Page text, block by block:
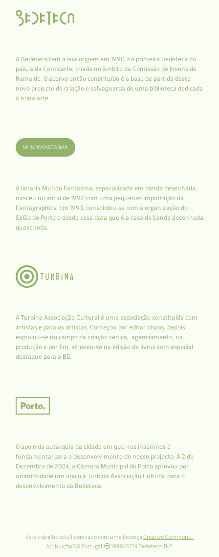
A Bedeteca tem a sua origem em 1990, na primeira Bedeteca do
país, a da Comicarte, criada no âmbito da Comissão de Jovens de
Ramalde. O acervo então constituído é a base de partida deste
novo projecto de criação e salvaguarda de uma biblioteca dedicada
à nona arte.
A livraria Mundo Fantasma, especializada em banda desenhada,
nasceu no início de 1992 com uma pequenas importação da
Fantagraphics. Em 1993, consolidou-se com a organização do
Salão do Porto e desde essa data que é a casa da banda desenhada
quase toda.
A Turbina Associação Cultural é uma associação constituída com
artistas e para os artistas. Começou por editar discos, depois
espraiou-se no campo da criação cénica, agenciamento, na
produção e por fim, atreveu-se na edição de livros com especial
destaque para a BD.
O apoio da autarquia da cidade em que nos inserimos é
fundamental para o desenvolvimento do nosso projecto: A 2 de
Dezembro de 2024, a Câmara Municipal do Porto aprovou por
unanimidade um apoio à Turbina Associação Cultural para o
desenvolvimento da Bedeteca.
Este trabalho está licenciado com uma Licença Creative Commons -
Atribuição 3.0 Portugal. 1990-2024 Bedeteca. B-2.